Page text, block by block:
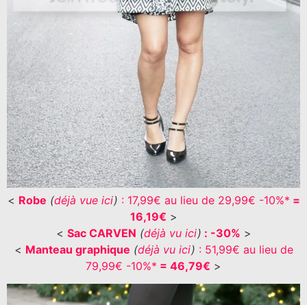
< Robe (déjà vue ici) : 17,99€ au lieu de 29,99€ -10%* =
16,19€ >
< Sac CARVEN (déjà vu ici) : -30% >
< Manteau graphique (déjà vu ici) : 51,99€ au lieu de
79,99€ -10%* = 46,79€ >